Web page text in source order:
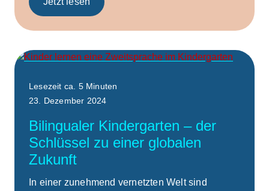
Lesezeit ca. 5 Minuten
23. Dezember 2024
Bilingualer Kindergarten – der
Schlüssel zu einer globalen
Zukunft
In einer zunehmend vernetzten Welt sind